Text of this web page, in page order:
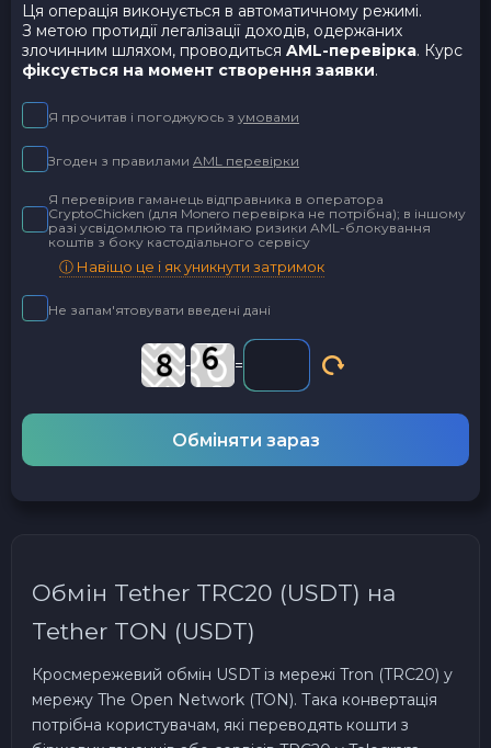
Ця операція виконується в автоматичному режимі.
З метою протидії легалізації доходів, одержаних
злочинним шляхом, проводиться AML-перевірка. Курс
фіксується на момент створення заявки.
Я прочитав і погоджуюсь з умовами
Згоден з правилами AML перевірки
Я перевірив гаманець відправника в оператора
CryptoChicken (для Monero перевірка не потрібна); в іншому
разі усвідомлюю та приймаю ризики AML-блокування
коштів з боку кастодіального сервісу
ⓘ Навіщо це і як уникнути затримок
Не запам'ятовувати введені дані
- =
Обміняти зараз
Обмін Tether TRC20 (USDT) на
Tether TON (USDT)
Кросмережевий обмін USDT із мережі Tron (TRC20) у
мережу The Open Network (TON). Така конвертація
потрібна користувачам, які переводять кошти з